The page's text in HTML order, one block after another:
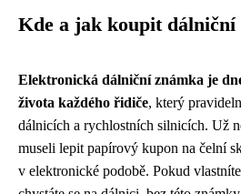
Kde a jak koupit dálniční
Elektronická dálniční známka je
života každého řidiče, který
dálnicích a rychlostních silnicích. Už
museli lepit papírový kupon na čelní
v elektronické podobě. Pokud